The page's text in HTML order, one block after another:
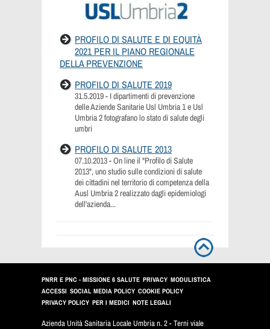
PROFILO DI SALUTE E DI EQUITÀ
2021 PER IL PIANO REGIONALE
DELLA PREVENZIONE
PROFILO DI SALUTE 2019
31.5.2019 - I dipartimenti di prevenzione
delle Aziende Sanitarie Usl Umbria 1 e Usl
Umbria 2 fotografano lo stato di salute degli
umbri
PROFILO DI SALUTE 2013
07.10.2013 - On line il "Profilo di Salute
2013", uno studio sulle condizioni di salute
dei cittadini nel territorio di competenza della
Ausl Umbria 2 realizzato dagli epidemiologi
dell'azienda...
PNRR E PNC - MISSIONE 6 SALUTE PRIVACY MODULISTICA
ACCESSI SOCIAL MEDIA POLICY COOKIE POLICY
PRIVACY POLICY PER I MEDICI NOTE LEGALI
Azienda Unità Sanitaria Locale Umbria n. 2 - Terni viale